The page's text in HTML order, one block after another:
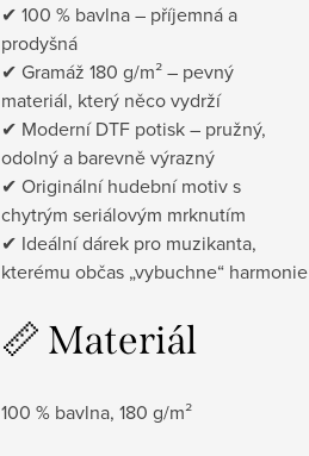
✔ 100 % bavlna – příjemná a
prodyšná
✔ Gramáž 180 g/m² – pevný
materiál, který něco vydrží
✔ Moderní DTF potisk – pružný,
odolný a barevně výrazný
✔ Originální hudební motiv s
chytrým seriálovým mrknutím
✔ Ideální dárek pro muzikanta,
kterému občas „vybuchne“ harmonie
📏 Materiál
100 % bavlna, 180 g/m²